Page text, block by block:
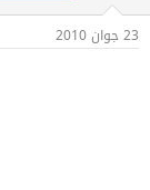
23 جوان 2010